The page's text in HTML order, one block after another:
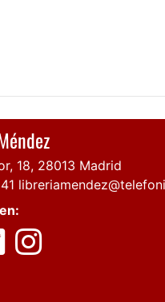
18, 28013 Madrid